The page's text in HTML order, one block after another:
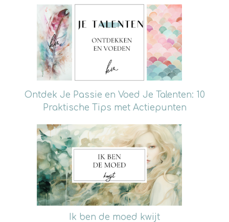
Ontdek Je Passie en Voed Je Talenten: 10
Praktische Tips met Actiepunten
Ik ben de moed kwijt